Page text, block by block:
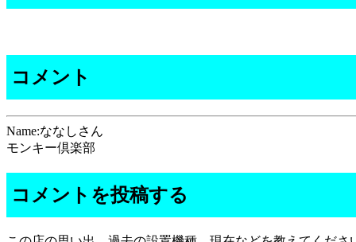
コメント
Name:ななしさん
モンキー倶楽部
コメントを投稿する